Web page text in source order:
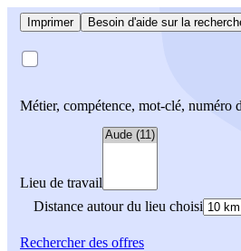
Imprimer Besoin d'aide sur la
Métier, compétence, mot-clé, numéro
Lieu de travail
Distance autour du lieu choisi
Rechercherdes offres